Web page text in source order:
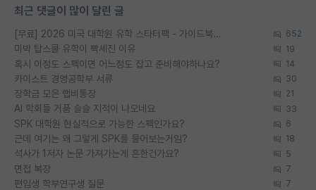
최근 댓글이 많이 달린 글
[무료] 2026 미국 대학원 유학 스타터팩 - 가이드북 & 합격자 컨택메일 템플릿 652
미박 탑스쿨 유학이 빡세진 이유 19
혹시 이정도 스펙이면 어느정도 잡고 준비해야하나요? 14
카이스트 경영공학부 서류 30
장학금 모은 랩비통장 21
AI 학회들 거품 슬슬 지적이 나오네요 33
SPK 대학원 현실적으로 가능한 스펙인가요? 6
근데 여기는 왜 그렇게 SPK를 물어보는거임? 18
석사가 1저자 논문 가져가는게 흔한건가요? 5
면접 복장 7
편입생 학부연구생 질문 7